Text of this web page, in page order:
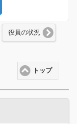
役員の状況
トップ